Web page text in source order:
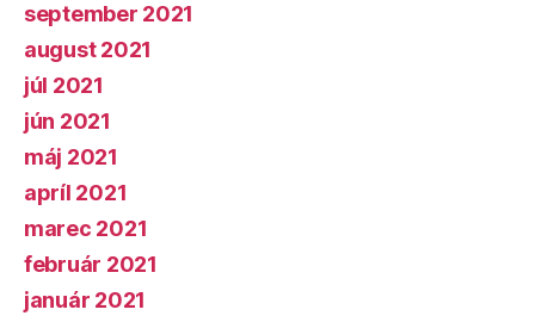
september 2021
august 2021
júl 2021
jún 2021
máj 2021
apríl 2021
marec 2021
február 2021
január 2021